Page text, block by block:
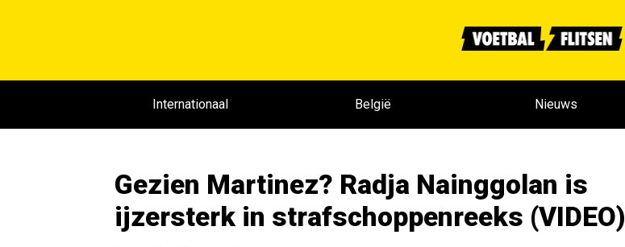
Internationaal België Nieuws
Gezien Martinez? Radja Nainggolan is
ijzersterk in strafschoppenreeks (VIDEO)